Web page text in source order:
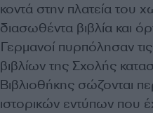
κοντά στην πλατεία του
διασωθέντα βιβλία και
Γερμανοί πυρπόλησαν
βιβλίων της Σχολής
Βιβλιοθήκης σώζονται
ιστορικών εντύπων που